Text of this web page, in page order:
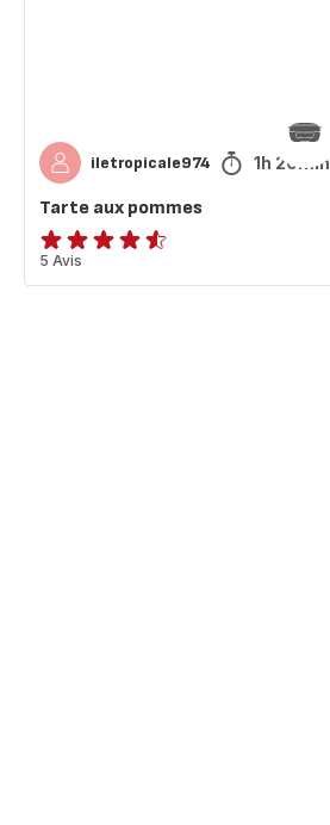
iletropicale974 1h 20min
Tarte aux pommes
ratings.4.5
5 Avis